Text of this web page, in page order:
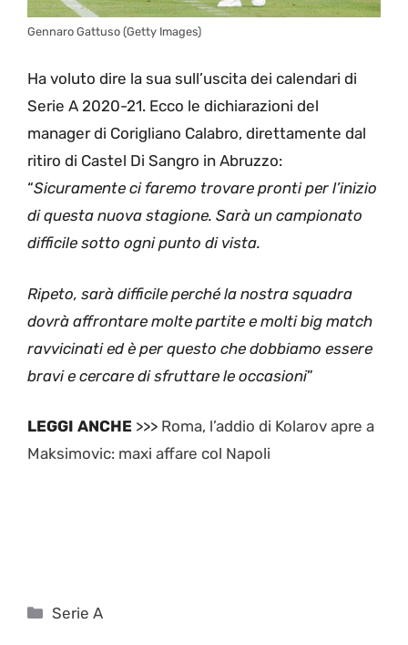
Gennaro Gattuso (Getty Images)
Ha voluto dire la sua sull’uscita dei calendari di
Serie A 2020-21. Ecco le dichiarazioni del
manager di Corigliano Calabro, direttamente dal
ritiro di Castel Di Sangro in Abruzzo:
“Sicuramente ci faremo trovare pronti per l’inizio
di questa nuova stagione. Sarà un campionato
difficile sotto ogni punto di vista.
Ripeto, sarà difficile perché la nostra squadra
dovrà affrontare molte partite e molti big match
ravvicinati ed è per questo che dobbiamo essere
bravi e cercare di sfruttare le occasioni”
LEGGI ANCHE >>> Roma, l’addio di Kolarov apre a
Maksimovic: maxi affare col Napoli
Categorie
Serie A